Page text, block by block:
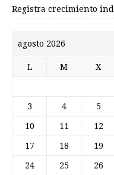
Registra crecimiento
agosto 2026
L M X
3 4 5
10 11 12
17 18 19
24 25 26